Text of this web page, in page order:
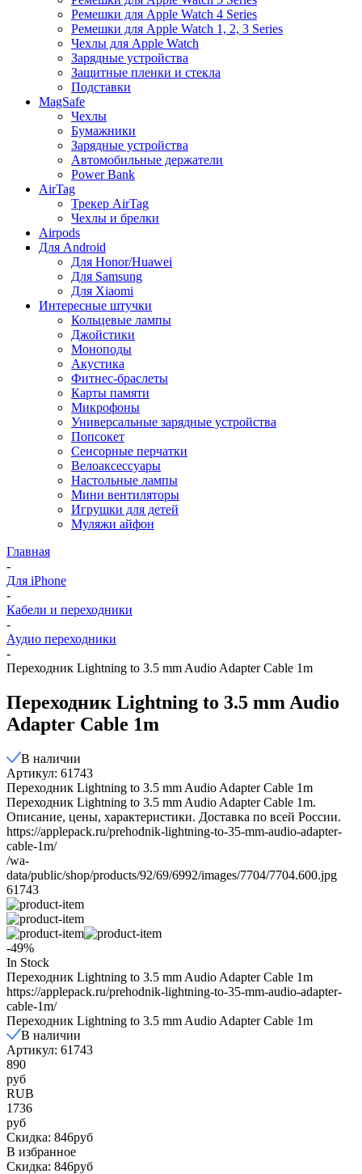
Ремешки для Apple Watch 4 Series
Ремешки для Apple Watch 1, 2, 3 Series
Чехлы для Apple Watch
Зарядные устройства
Защитные пленки и стекла
Подставки
MagSafe
Чехлы
Бумажники
Зарядные устройства
Автомобильные держатели
Power Bank
AirTag
Трекер AirTag
Чехлы и брелки
Airpods
Для Android
Для Honor/Huawei
Для Samsung
Для Xiaomi
Интересные штучки
Кольцевые лампы
Джойстики
Моноподы
Акустика
Фитнес-браслеты
Карты памяти
Микрофоны
Универсальные зарядные устройства
Попсокет
Сенсорные перчатки
Велоаксессуары
Настольные лампы
Мини вентиляторы
Игрушки для детей
Муляжи айфон
Главная
-
Для iPhone
-
Кабели и переходники
-
Аудио переходники
-
Пeреходник Lightning to 3.5 mm Audio Adapter Cable 1m
Пeреходник Lightning to 3.5 mm Audio
Adapter Cable 1m
В наличии
Артикул: 61743
Пeреходник Lightning to 3.5 mm Audio Adapter Cable 1m
Переходник Lightning to 3.5 mm Audio Adapter Cable 1m.
Описание, цены, характеристики. Доставка по всей России.
https://applepack.ru/prehodnik-lightning-to-35-mm-audio-adapter-
cable-1m/
/wa-
data/public/shop/products/92/69/6992/images/7704/7704.600.jpg
61743
-49%
In Stock
Пeреходник Lightning to 3.5 mm Audio Adapter Cable 1m
https://applepack.ru/prehodnik-lightning-to-35-mm-audio-adapter-
cable-1m/
Пeреходник Lightning to 3.5 mm Audio Adapter Cable 1m
В наличии
Артикул: 61743
890
руб
RUB
1736
руб
Скидка: 846руб
В избранное
Скидка: 846руб